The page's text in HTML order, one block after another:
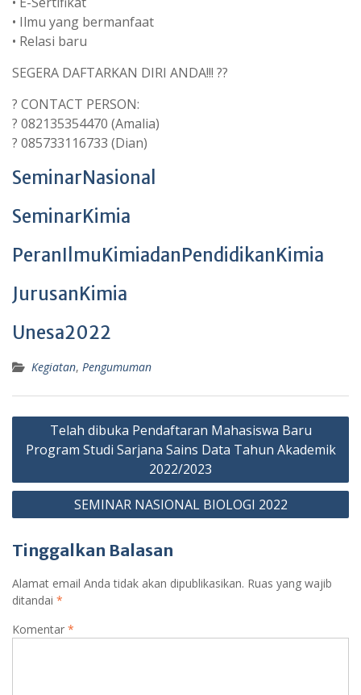
• Ilmu yang bermanfaat
• Relasi baru
SEGERA DAFTARKAN DIRI ANDA!!! ??
? CONTACT PERSON:
? 082135354470 (Amalia)
? 085733116733 (Dian)
SeminarNasional
SeminarKimia
PeranIlmuKimiadanPendidikanKimia
JurusanKimia
Unesa2022
Kegiatan, Pengumuman
Navigasi
pos
Telah dibuka Pendaftaran Mahasiswa Baru
Program Studi Sarjana Sains Data Tahun Akademik
2022/2023
SEMINAR NASIONAL BIOLOGI 2022
Tinggalkan Balasan
Alamat email Anda tidak akan dipublikasikan. Ruas yang wajib
ditandai *
Komentar *